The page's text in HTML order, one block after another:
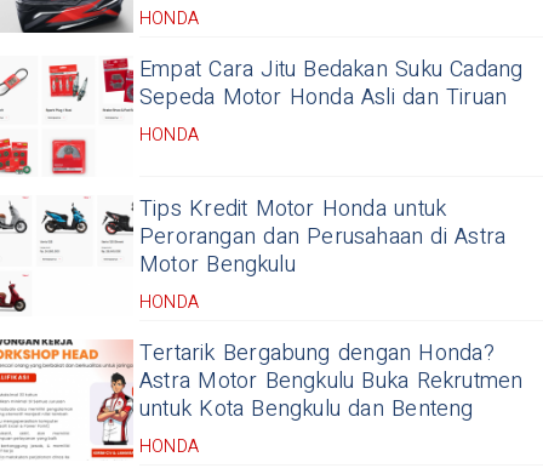
HONDA
Empat Cara Jitu Bedakan Suku Cadang
Sepeda Motor Honda Asli dan Tiruan
HONDA
Tips Kredit Motor Honda untuk
Perorangan dan Perusahaan di Astra
Motor Bengkulu
HONDA
Tertarik Bergabung dengan Honda?
Astra Motor Bengkulu Buka Rekrutmen
untuk Kota Bengkulu dan Benteng
HONDA